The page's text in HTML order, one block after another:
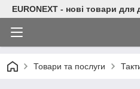
EURONEXT - нові товари
Товари та послуги